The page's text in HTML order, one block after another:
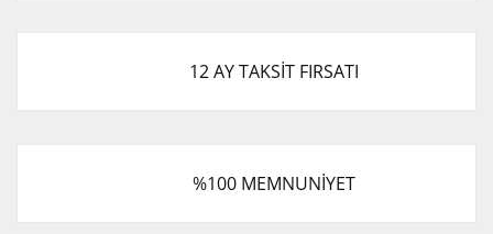
12 AY TAKSİT FIRSATI
%100 MEMNUNİYET